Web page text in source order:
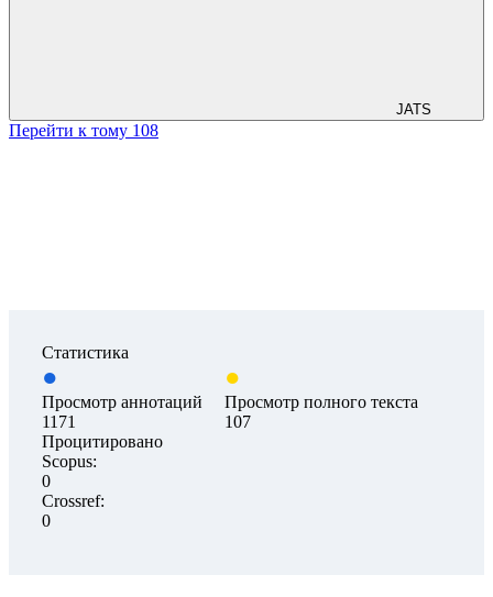
JATS
Перейти к тому 108
Статистика
Просмотр аннотаций
1171
Просмотр полного текста
107
Процитировано
Scopus:
0
Crossref:
0